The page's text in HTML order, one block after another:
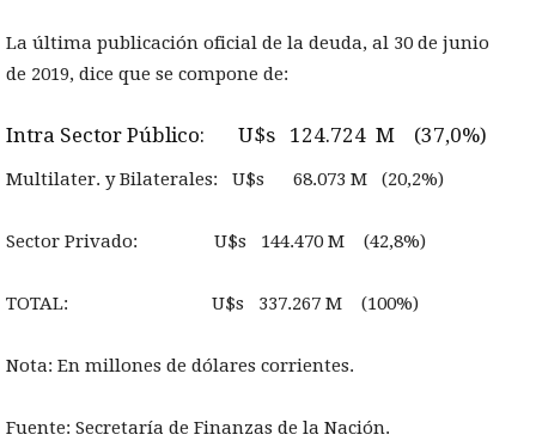
La última publicación oficial de la deuda, al 30 de junio
de 2019, dice que se compone de:
Intra Sector Público: U$s 124.724 M (37,0%)
Multilater. y Bilaterales: U$s 68.073 M (20,2%)
Sector Privado: U$s 144.470 M (42,8%)
TOTAL: U$s 337.267 M (100%)
Nota: En millones de dólares corrientes.
Fuente: Secretaría de Finanzas de la Nación.